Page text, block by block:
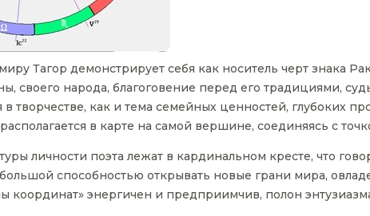
Тагор демонстрирует себя как носитель черт знака
своего народа, благоговение перед его традициями,
творчестве, как и тема семейных ценностей, глубоких
в карте на самой вершине, соединяясь с
личности поэта лежат в кардинальном кресте, что
способностью открывать новые грани мира,
координат» энергичен и предприимчив, полон